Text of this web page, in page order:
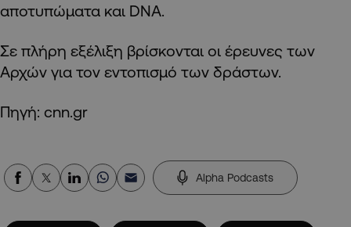
αποτυπώματα και DNA.
Σε πλήρη εξέλιξη βρίσκονται οι έρευνες των
Αρχών για τον εντοπισμό των δράστων.
Πηγή: cnn.gr
Alpha Podcasts